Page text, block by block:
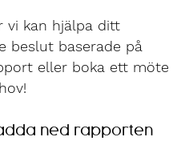
vi kan hjälpa ditt
beslut baserade på
eller boka ett möte
ned rapporten